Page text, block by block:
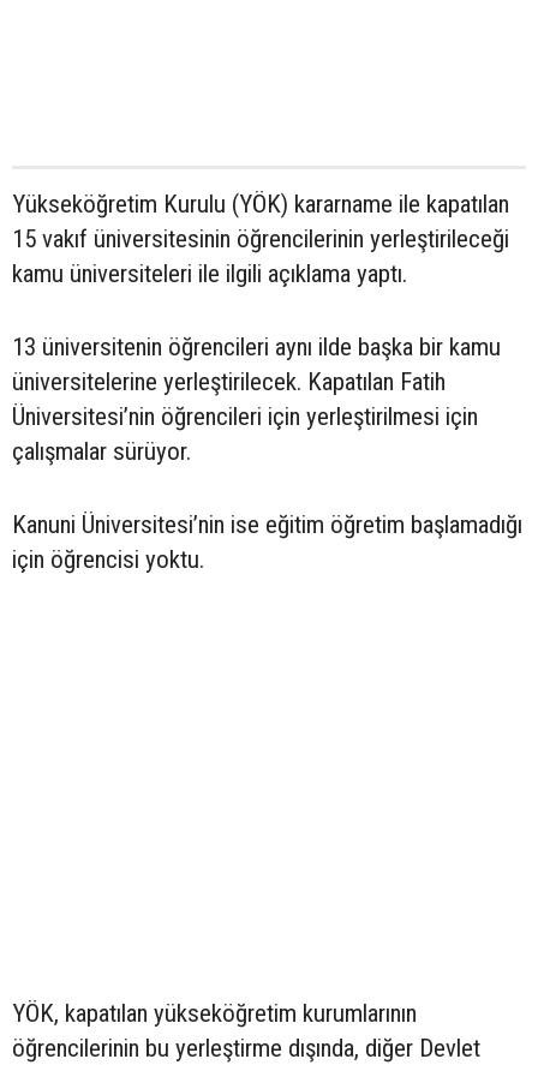
Yükseköğretim Kurulu (YÖK) kararname ile kapatılan
15 vakıf üniversitesinin öğrencilerinin yerleştirileceği
kamu üniversiteleri ile ilgili açıklama yaptı.
13 üniversitenin öğrencileri aynı ilde başka bir kamu
üniversitelerine yerleştirilecek. Kapatılan Fatih
Üniversitesi’nin öğrencileri için yerleştirilmesi için
çalışmalar sürüyor.
Kanuni Üniversitesi’nin ise eğitim öğretim başlamadığı
için öğrencisi yoktu.
YÖK, kapatılan yükseköğretim kurumlarının
öğrencilerinin bu yerleştirme dışında, diğer Devlet